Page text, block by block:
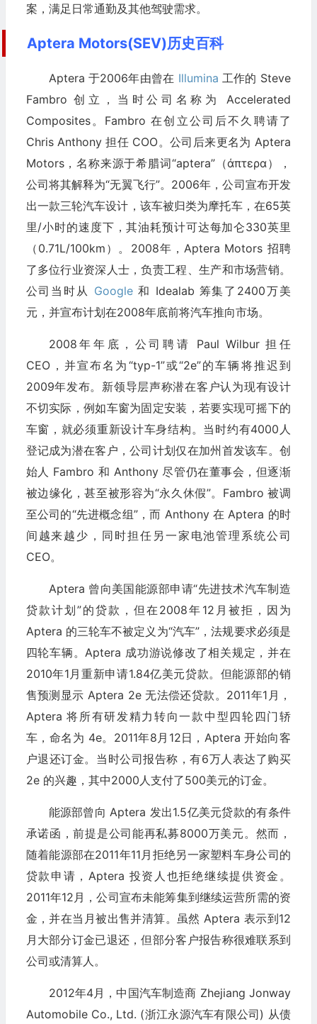
案，满足日常通勤及其他驾驶需求。
Aptera Motors(SEV)历史百科
Aptera 于2006年由曾在 Illumina 工作的 Steve
Fambro 创立，当时公司名称为 Accelerated
Composites。Fambro 在创立公司后不久聘请了
Chris Anthony 担任 COO。公司后来更名为 Aptera
Motors，名称来源于希腊词“aptera”（άπτερα），
公司将其解释为“无翼飞行”。2006年，公司宣布开发
出一款三轮汽车设计，该车被归类为摩托车，在65英
里/小时的速度下，其油耗预计可达每加仑330英里
（0.71L/100km）。2008年，Aptera Motors 招聘
了多位行业资深人士，负责工程、生产和市场营销。
公司当时从 Google和 Idealab 筹集了2400万美
元，并宣布计划在2008年底前将汽车推向市场。
2008年年底，公司聘请 Paul Wilbur 担任
CEO，并宣布名为“typ-1”或“2e”的车辆将推迟到
2009年发布。新领导层声称潜在客户认为现有设计
不切实际，例如车窗为固定安装，若要实现可摇下的
车窗，就必须重新设计车身结构。当时约有4000人
登记成为潜在客户，公司计划仅在加州首发该车。创
始人 Fambro 和 Anthony 尽管仍在董事会，但逐渐
被边缘化，甚至被形容为“永久休假”。Fambro 被调
至公司的“先进概念组”，而 Anthony 在 Aptera 的时
间越来越少，同时担任另一家电池管理系统公司
CEO。
Aptera 曾向美国能源部申请“先进技术汽车制造
贷款计划”的贷款，但在2008年12月被拒，因为
Aptera 的三轮车不被定义为“汽车”，法规要求必须是
四轮车辆。Aptera 成功游说修改了相关规定，并在
2010年1月重新申请1.84亿美元贷款。但能源部的销
售预测显示 Aptera 2e 无法偿还贷款。2011年1月，
Aptera 将所有研发精力转向一款中型四轮四门轿
车，命名为 4e。2011年8月12日，Aptera 开始向客
户退还订金。当时公司报告称，有6万人表达了购买
2e 的兴趣，其中2000人支付了500美元的订金。
能源部曾向 Aptera 发出1.5亿美元贷款的有条件
承诺函，前提是公司能再私募8000万美元。然而，
随着能源部在2011年11月拒绝另一家塑料车身公司的
贷款申请，Aptera 投资人也拒绝继续提供资金。
2011年12月，公司宣布未能筹集到继续运营所需的资
金，并在当月被出售并清算。虽然 Aptera 表示到12
月大部分订金已退还，但部分客户报告称很难联系到
公司或清算人。
2012年4月，中国汽车制造商 Zhejiang Jonway
Automobile Co., Ltd. (浙江永源汽车有限公司) 从债